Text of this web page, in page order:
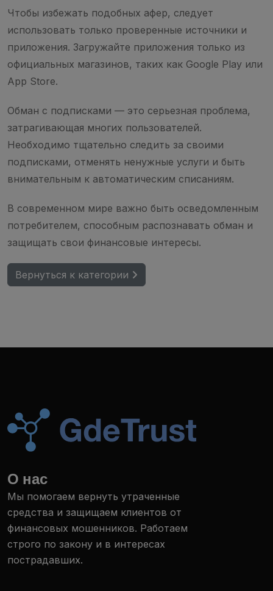
Чтобы избежать подобных афер, следует
использовать только проверенные источники и
приложения. Загружайте приложения только из
официальных магазинов, таких как Google Play или
App Store.
Обман с подписками — это серьезная проблема,
затрагивающая многих пользователей.
Необходимо тщательно следить за своими
подписками, отменять ненужные услуги и быть
внимательным к автоматическим списаниям.
В современном мире важно быть осведомленным
потребителем, способным распознавать обман и
защищать свои финансовые интересы.
Вернуться к категории
О нас
Мы помогаем вернуть утраченные
средства и защищаем клиентов от
финансовых мошенников. Работаем
строго по закону и в интересах
пострадавших.